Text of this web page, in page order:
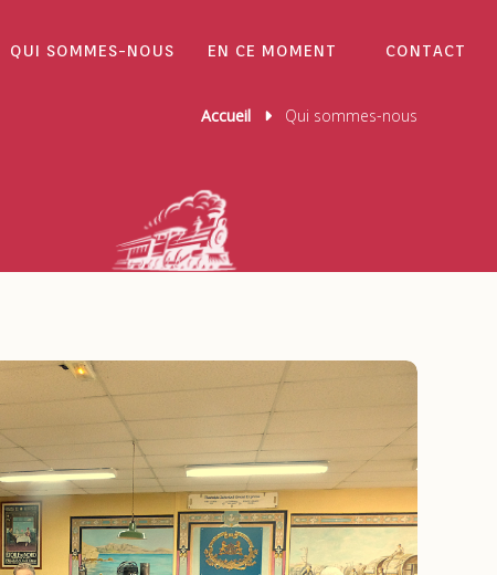
QUI SOMMES-NOUS EN CE MOMENT CONTACT
Accueil Qui sommes-nous